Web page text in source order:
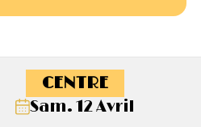
CENTRE
Sam. 12 Avril